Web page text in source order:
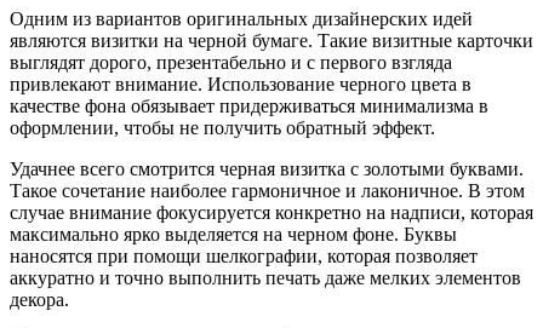
Одним из вариантов оригинальных дизайнерских идей
являются визитки на черной бумаге. Такие визитные карточки
выглядят дорого, презентабельно и с первого взгляда
привлекают внимание. Использование черного цвета в
качестве фона обязывает придерживаться минимализма в
оформлении, чтобы не получить обратный эффект.
Удачнее всего смотрится черная визитка с золотыми буквами.
Такое сочетание наиболее гармоничное и лаконичное. В этом
случае внимание фокусируется конкретно на надписи, которая
максимально ярко выделяется на черном фоне. Буквы
наносятся при помощи шелкографии, которая позволяет
аккуратно и точно выполнить печать даже мелких элементов
декора.